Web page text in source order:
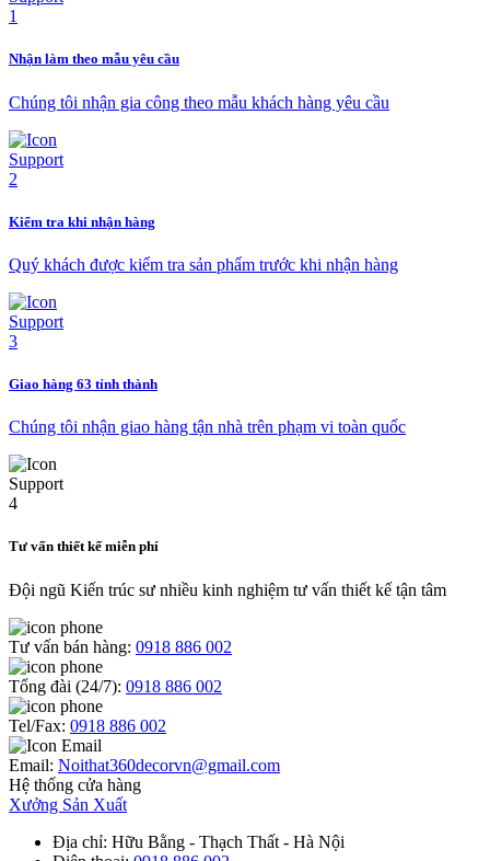
Nhận làm theo mẫu yêu cầu
Chúng tôi nhận gia công theo mẫu khách hàng yêu cầu
Kiểm tra khi nhận hàng
Quý khách được kiểm tra sản phẩm trước khi nhận hàng
Giao hàng 63 tỉnh thành
Chúng tôi nhận giao hàng tận nhà trên phạm vi toàn quốc
Tư vấn thiết kế miễn phí
Đội ngũ Kiến trúc sư nhiều kinh nghiệm tư vấn thiết kế tận tâm
Tư vấn bán hàng: 0918 886 002
Tổng đài (24/7): 0918 886 002
Tel/Fax: 0918 886 002
Email: Noithat360decorvn@gmail.com
Hệ thống cửa hàng
Xưởng Sản Xuất
Địa chỉ: Hữu Bằng - Thạch Thất - Hà Nội